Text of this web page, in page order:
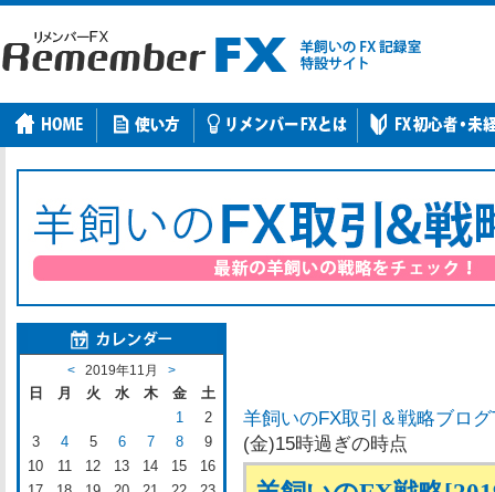
羊飼いのFX取引＆戦略ブログ
(金)15時過ぎの時点
< 2019年11月 >
日 月 火 水 木 金
土
1
2
3
4 5 6 7 8
9
10
11 12 13 14 15
16